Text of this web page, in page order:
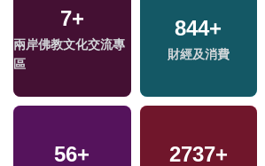
7+
兩岸佛教文化交流專
區
844+
財經及消費
56+ 2737+